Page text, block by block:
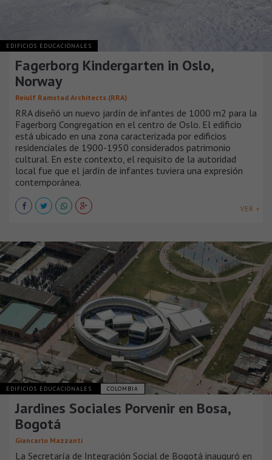
EDIFICIOS EDUCACIONALES
Fagerborg Kindergarten in Oslo,
Norway
Reiulf Ramstad Architects (RRA)
RRA diseñó un nuevo jardín de infantes de 1000 m2 para la
Fagerborg Congregation en el centro de Oslo. El edificio
está ubicado en una zona caracterizada por edificios
residenciales de 1900-1950 considerados patrimonio
cultural. En este contexto, el requisito de la autoridad
local fue que el jardín de infantes tuviera una expresión
contemporánea.
VER +
EDIFICIOS EDUCACIONALES COLOMBIA
Jardines Sociales Porvenir en Bosa,
Bogotá
Giancarlo Mazzanti
La Secretaría de Integración Social de Bogotá inauguró en